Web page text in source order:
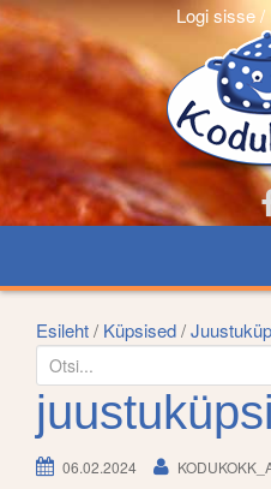
Logi sisse /
Esileht/ Küpsised/
e
c
06.02.2024